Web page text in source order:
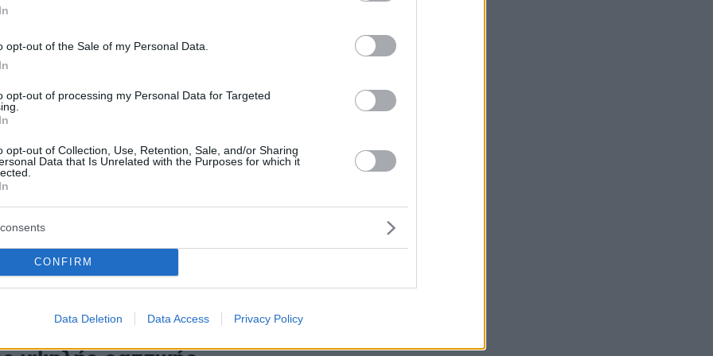
opt-out of the Sale of my Personal Data.
opt-out of processing my Personal Data for Targeted
opt-out of Collection, Use, Retention, Sale, and/or Sharing
Data that Is Unrelated with the Purposes for which it
CONFIRM
Data Deletion Data Access Privacy Policy
Μπράτης για GNTM: Ξεκινάμε
στις αρχές Ιουνίου
και το πρόγραμμα των γυρισμάτων, πρόσθεσε
συμπεριληφθεί ακόμα σε
συζήτηση για το GNTM, είπε ο
Μπράτης
λείψει, πρόσθεσε ο σχεδιαστής
Μπράτης: Η carte blanche και